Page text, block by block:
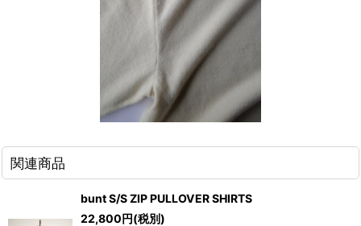
関連商品
bunt S/S ZIP PULLOVER SHIRTS
22,800円(税別)